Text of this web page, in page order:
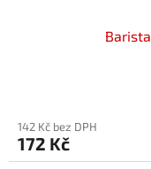
142 Kč bez DPH
172 Kč